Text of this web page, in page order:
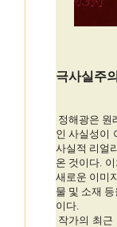
극사실주
정해광은 원
인 사실성이
사실적 리얼
온 것이다.
새로운 이미
물 및 소재
이다.
작가의 최근